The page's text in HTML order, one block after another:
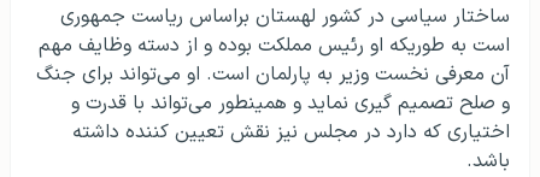
ساختار سیاسی در کشور لهستان براساس ریاست جمهوری
است به طوریکه او رئیس مملکت بوده و از دسته وظایف مهم
آن معرفی نخست وزیر به پارلمان است. او می‌تواند برای جنگ
و صلح تصمیم گیری نماید و همینطور می‌تواند با قدرت و
اختیاری که دارد در مجلس نیز نقش تعیین کننده داشته
باشد.